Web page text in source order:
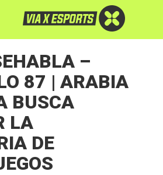
–
87 | ARABIA
BUSCA
LA
DE